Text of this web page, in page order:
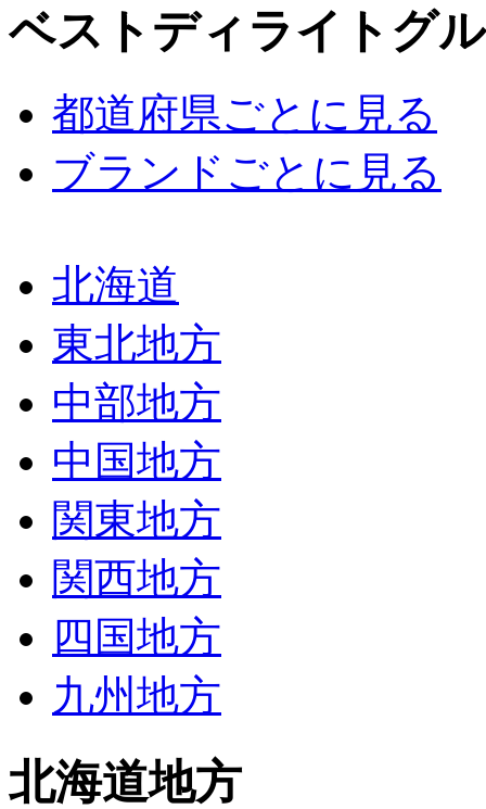
ベストディライトグ
都道府県ごとに見る
ブランドごとに見る
北海道
東北地方
中部地方
中国地方
関東地方
関西地方
四国地方
九州地方
北海道地方